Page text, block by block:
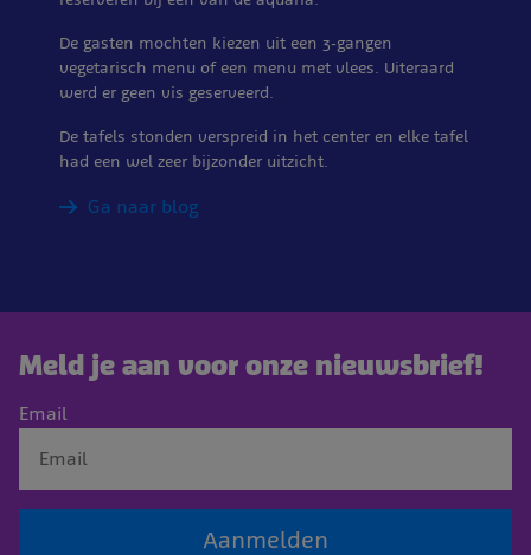
De gasten mochten kiezen uit een 3-gangen
vegetarisch menu of een menu met vlees. Uiteraard
werd er geen vis geserveerd.
De tafels stonden verspreid in het center en elke tafel
had een wel zeer bijzonder uitzicht.
Ga naar blog
Meld je aan voor onze nieuwsbrief!
Email
Aanmelden